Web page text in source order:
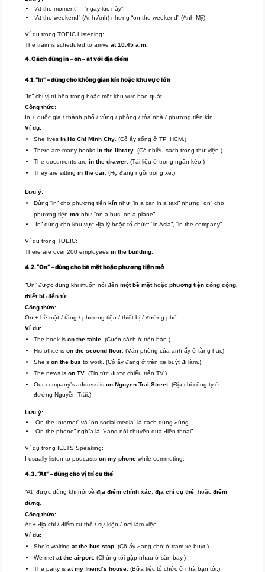
“At the moment” = “ngay lúc này”.
“At the weekend” (Anh Anh) nhưng “on the weekend” (Anh Mỹ).
Ví dụ trong TOEIC Listening:
The train is scheduled to arriveat 10:45 a.m.
4. Cách dùng in – on – at với địa điểm
4.1. “In” – dùng cho không gian kín hoặc khu vực lớn
“In” chỉ vị trí bên trong hoặc một khu vực bao quát.
Công thức:
In + quốc gia / thành phố / vùng / phòng / tòa nhà / phương tiện kín
Ví dụ:
She livesin Ho Chi Minh City . (Cô ấy sống ở TP. HCM.)
There are many booksin the library . (Có nhiều sách trong thư viện.)
The documents arein the drawer . (Tài liệu ở trong ngăn kéo.)
They are sittingin the car . (Họ đang ngồi trong xe.)
Lưu ý:
Dùng “in” cho phương tiệnkín như “in a car, in a taxi” nhưng “on” cho
phương tiệnmởnhư “on a bus, on a plane”.
“In” dùng cho khu vực địa lý hoặc tổ chức: “in Asia”, “in the company”.
Ví dụ trong TOEIC:
There are over 200 employeesin the building
4.2. “On” – dùng cho bề mặt hoặc phương tiện mở
“On” được dùng khi muốn nói đếnmột bề mặthoặcphương tiện công cộng,
thiết bị điện tử.
Công thức:
On + bề mặt / tầng / phương tiện / thiết bị / đường phố
Ví dụ:
The book ison the table . (Cuốn sách ở trên bàn.)
His office ison the second floor . (Văn phòng của anh ấy ở tầng hai.)
She’son the bus to work. (Cô ấy đang ở trên xe buýt đi làm.)
The news ison TV . (Tin tức được chiếu trên TV.)
Our company’s address ison Nguyen Trai Street. (Địa chỉ công ty ở
đường Nguyễn Trãi.)
Lưu ý:
“On the Internet” và “on social media” là cách dùng đúng.
“On the phone” nghĩa là “đang nói chuyện qua điện thoại”.
Ví dụ trong IELTS Speaking:
I usually listen to podcastson my phone while commuting.
4.3. “At” – dùng cho vị trí cụ thể
“At” được dùng khi nói vềđịa điểm chính xác ,địa chỉ cụ thể , hoặcđiểm
dừng
Công thức:
At + địa chỉ / điểm cụ thể / sự kiện / nơi làm việc
Ví dụ:
She’s waitingat the bus stop . (Cô ấy đang chờ ở trạm xe buýt.)
We metat the airport. (Chúng tôi gặp nhau ở sân bay.)
The party isat my friend’s house . (Bữa tiệc tổ chức ở nhà bạn tôi.)